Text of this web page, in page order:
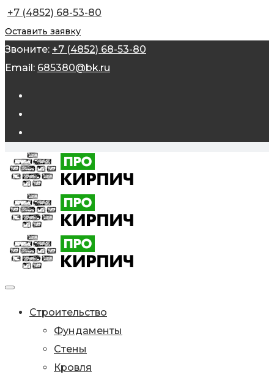
+7 (4852) 68-53-80
Оставить заявку
Звоните: +7 (4852) 68-53-80
Email: 685380@bk.ru
Строительство
Фундаменты
Стены
Кровля